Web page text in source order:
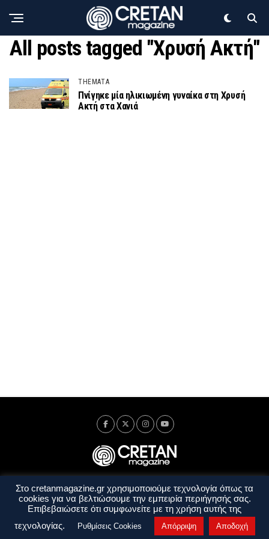
All posts tagged "Χρυσή Ακτή"
THEMATA
Πνίγηκε μία ηλικιωμένη γυναίκα στη Χρυσή
Ακτή στα Χανιά
Ταυτότητα Πολιτική Απορρήτου
Όροι Χρήσης
Όροι και Προϋποθέσεις
Στο cretanmagazine.gr χρησιμοποιούμε τεχνολογία όπως τα
cookies για να βελτιώσουμε την εμπειρία περιήγησής σας.
Επιβεβαιώσετε ότι συμφωνείτε με τη χρήση αυτής της
τεχνολογίας.
Ρυθμίσεις Cookies Απόρριψη Αποδοχή